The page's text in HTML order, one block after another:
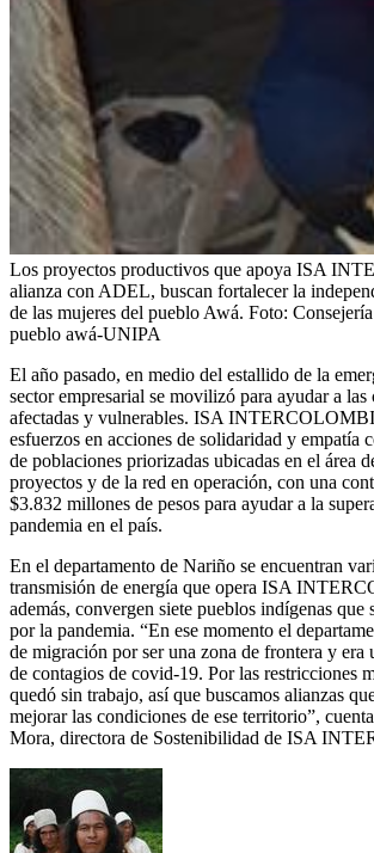
Los proyectos productivos que apoya ISA
alianza con ADEL, buscan fortalecer la
de las mujeres del pueblo Awá. Foto:
pueblo awá-UNIPA
El año pasado, en medio del estallido de la
sector empresarial se movilizó para ayudar a las
afectadas y vulnerables. ISA
esfuerzos en acciones de solidaridad y empatía
de poblaciones priorizadas ubicadas en el área
proyectos y de la red en operación, con una
$3.832 millones de pesos para ayudar a la
pandemia en el país.
En el departamento de Nariño se encuentran
transmisión de energía que opera ISA
además, convergen siete pueblos indígenas que
por la pandemia. “En ese momento el
de migración por ser una zona de frontera y era
de contagios de covid-19. Por las restricciones
quedó sin trabajo, así que buscamos alianzas
mejorar las condiciones de ese territorio”,
Mora, directora de Sostenibilidad de ISA